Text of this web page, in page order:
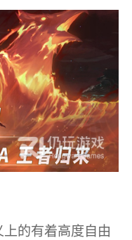
的有着高度自由